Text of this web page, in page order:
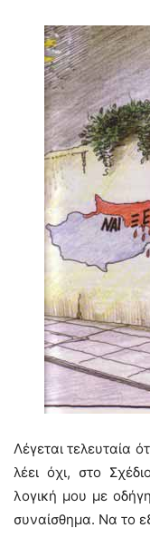
Λέγεται τελευταία
λέει όχι, στο
λογική μου με
συναίσθημα. Να το